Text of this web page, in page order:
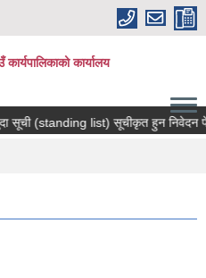
कार्यपालिकाको कार्यालय
(standing list) सूचीकृत हुन निवेदन पेश